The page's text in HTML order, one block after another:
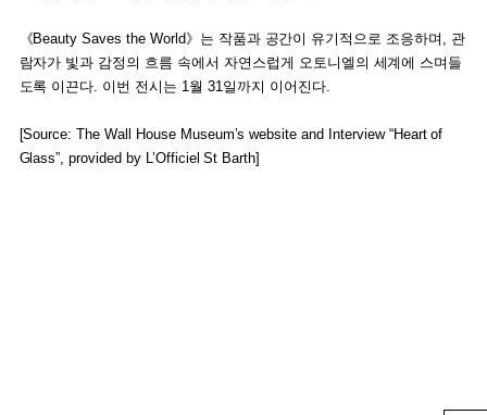
《Beauty Saves the World》는 작품과 공간이 유기적으로 조응하며, 관
람자가 빛과 감정의 흐름 속에서 자연스럽게 오토니엘의 세계에 스며들
도록 이끈다. 이번 전시는 1월 31일까지 이어진다.
[Source: The Wall House Museum’s website and Interview “Heart of
Glass”, provided by L’Officiel St Barth]